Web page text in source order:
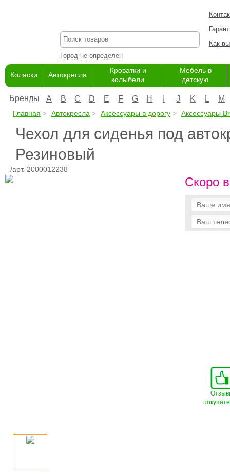
Город не определен
Как
Коляски Автокресла
Кроватки и
колыбели
Мебель в
детскую
Бренды A B C D E F G H J K L M
Главная Автокресла Аксессуары в дорогу Аксессуары
Чехол для сиденья под
Резиновый
/арт. 2000012238
Скоро